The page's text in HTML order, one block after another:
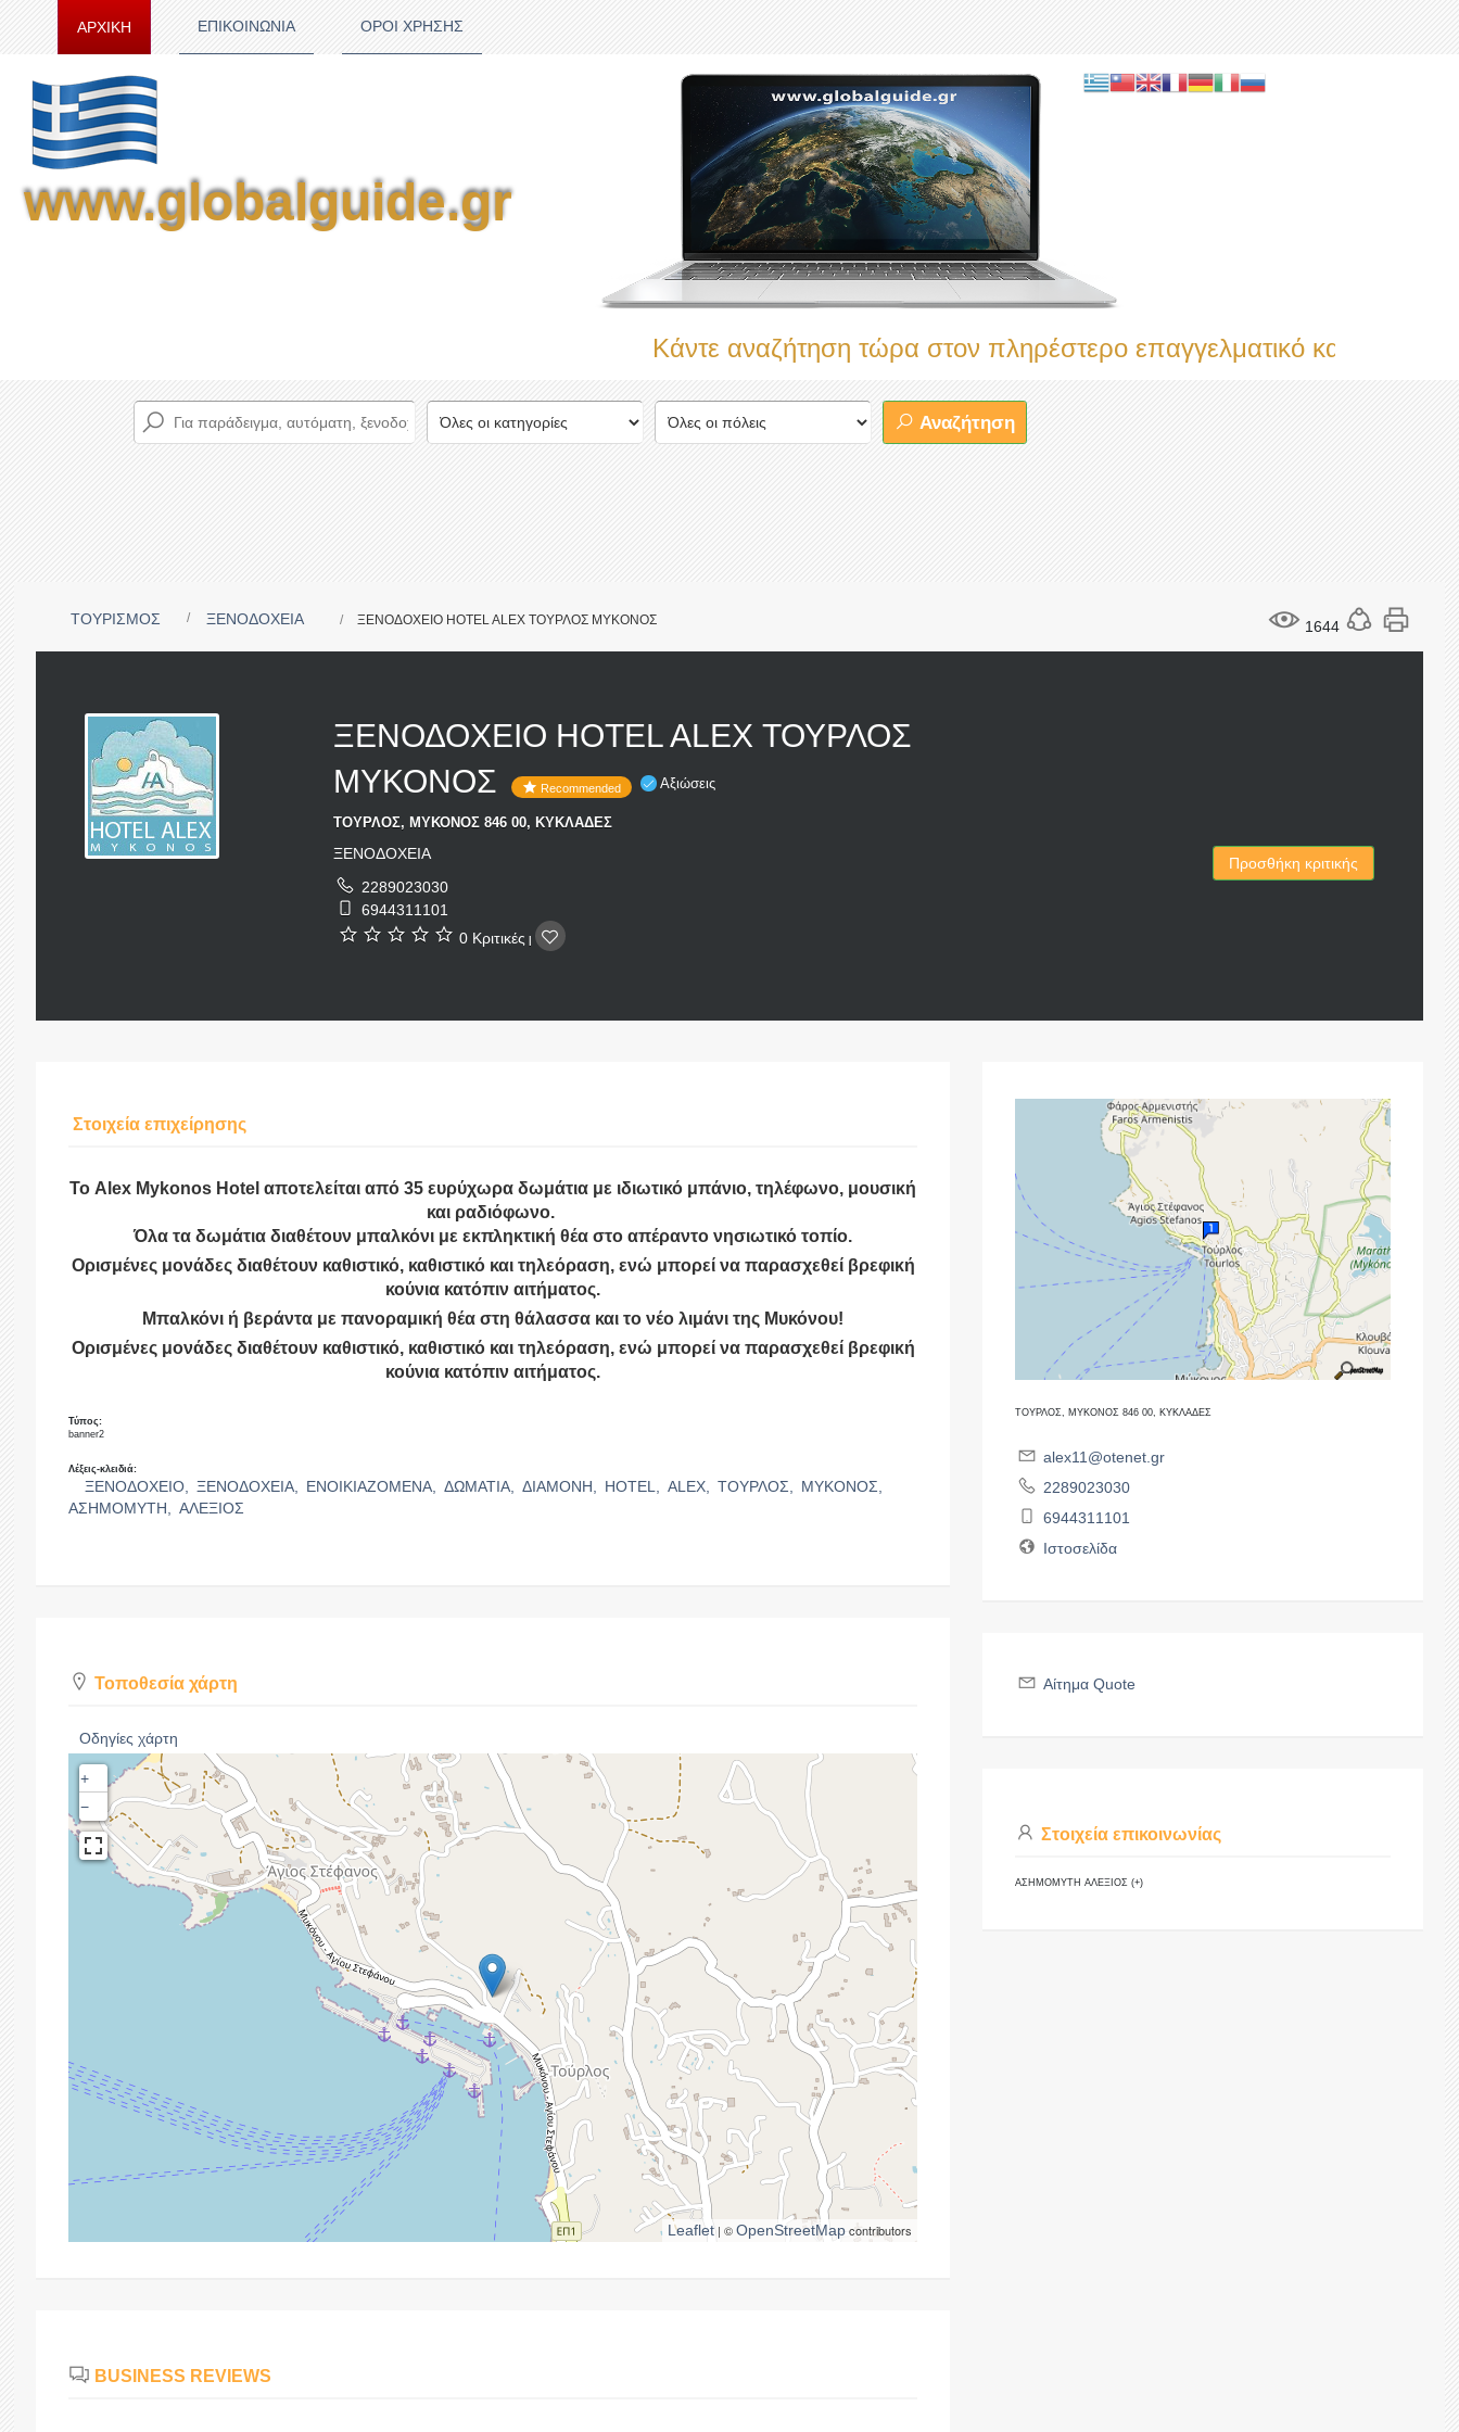
ΑΡΧΙΚΗ ΕΠΙΚΟΙΝΩΝΙΑ ΟΡΟΙ ΧΡΗΣΗΣ
www.globalguide.gr
Κάντε αναζήτηση τώρα στον πληρέστερο επαγγελματικό κατάλογο
Αναζήτηση
1644
ΤΟΥΡΙΣΜΟΣ ΞΕΝΟΔΟΧΕΙΑ ΞΕΝΟΔΟΧΕΙΟ HOTEL ALEX ΤΟΥΡΛΟΣ ΜΥΚΟΝΟΣ
ΞΕΝΟΔΟΧΕΙΟ HOTEL ALEX ΤΟΥΡΛΟΣ
ΜΥΚΟΝΟΣ
Recommended Αξιώσεις
ΤΟΥΡΛΟΣ, ΜΥΚΟΝΟΣ 846 00, ΚΥΚΛΑΔΕΣ
ΞΕΝΟΔΟΧΕΙΑ
2289023030
6944311101
0 Κριτικές
Προσθήκη κριτικής
Στοιχεία επιχείρησης
Το Alex Mykonos Hotel αποτελείται από 35 ευρύχωρα δωμάτια με ιδιωτικό μπάνιο, τηλέφωνο, μουσική
και ραδιόφωνο.
Όλα τα δωμάτια διαθέτουν μπαλκόνι με εκπληκτική θέα στο απέραντο νησιωτικό τοπίο.
Ορισμένες μονάδες διαθέτουν καθιστικό, καθιστικό και τηλεόραση, ενώ μπορεί να παρασχεθεί βρεφική
κούνια κατόπιν αιτήματος.
Μπαλκόνι ή βεράντα με πανοραμική θέα στη θάλασσα και το νέο λιμάνι της Μυκόνου!
Ορισμένες μονάδες διαθέτουν καθιστικό, καθιστικό και τηλεόραση, ενώ μπορεί να παρασχεθεί βρεφική
κούνια κατόπιν αιτήματος.
Τύπος:
banner2
Λέξεις-κλειδιά:
ΞΕΝΟΔΟΧΕΙΟ, ΞΕΝΟΔΟΧΕΙΑ, ΕΝΟΙΚΙΑΖΟΜΕΝΑ, ΔΩΜΑΤΙΑ, ΔΙΑΜΟΝΗ, HOTEL, ALEX, ΤΟΥΡΛΟΣ,
ΜΥΚΟΝΟΣ,
ΑΣΗΜΟΜΥΤΗ,
ΑΛΕΞΙΟΣ
Τοποθεσία χάρτη
Οδηγίες χάρτη
+
−
Leaflet| ©OpenStreetMapcontributors
BUSINESS REVIEWS
ΤΟΥΡΛΟΣ, ΜΥΚΟΝΟΣ 846 00, ΚΥΚΛΑΔΕΣ
alex11@otenet.gr
2289023030
6944311101
Ιστοσελίδα
Αίτημα Quote
Στοιχεία επικοινωνίας
ΑΣΗΜΟΜΥΤΗ ΑΛΕΞΙΟΣ (+)